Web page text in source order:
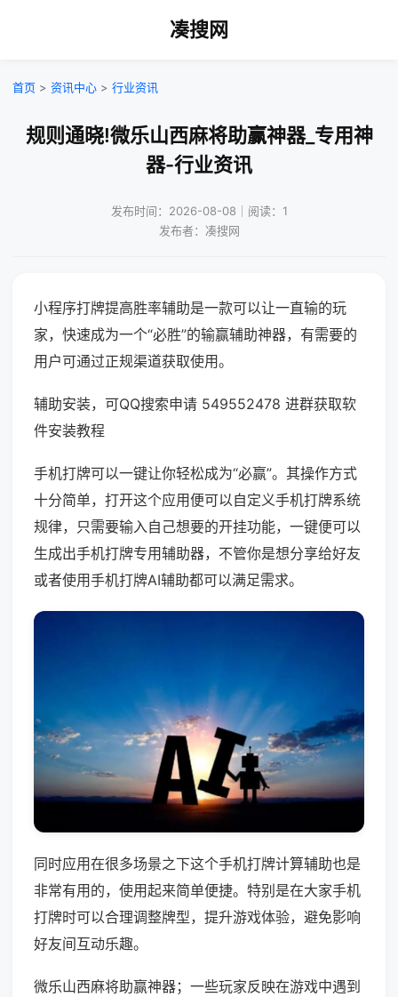
凑搜网
首页 > 资讯中心 > 行业资讯
规则通晓!微乐山西麻将助赢神器_专用神
器-行业资讯
发布时间：2026-08-08｜阅读：1
发布者：凑搜网
小程序打牌提高胜率辅助是一款可以让一直输的玩
家，快速成为一个“必胜”的输赢辅助神器，有需要的
用户可通过正规渠道获取使用。
辅助安装，可QQ搜索申请 549552478 进群获取软
件安装教程
手机打牌可以一键让你轻松成为“必赢”。其操作方式
十分简单，打开这个应用便可以自定义手机打牌系统
规律，只需要输入自己想要的开挂功能，一键便可以
生成出手机打牌专用辅助器，不管你是想分享给好友
或者使用手机打牌AI辅助都可以满足需求。
同时应用在很多场景之下这个手机打牌计算辅助也是
非常有用的，使用起来简单便捷。特别是在大家手机
打牌时可以合理调整牌型，提升游戏体验，避免影响
好友间互动乐趣。
微乐山西麻将助赢神器；一些玩家反映在游戏中遇到